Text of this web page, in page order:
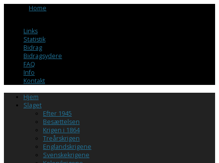
Home
Links
Statistik
Bidrag
Bidragsydere
FAQ
Info
Kontakt
Hjem
Slaget
Efter 1945
Besættelsen
Krigen i 1864
Treårskrigen
Englandskrigene
Svenskekrigene